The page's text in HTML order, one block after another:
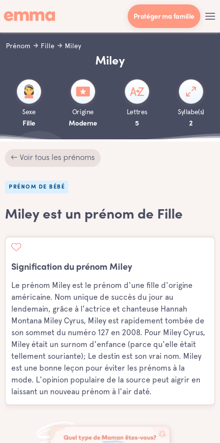
Protéger ma famille
Prénom Fille Miley
Miley
Sexe
Fille
Origine
Moderne
Lettres
5
Syllabe(s)
2
← Voir tous les prénoms
PRÉNOM DE BÉBÉ
Miley est un prénom de Fille
Signification du prénom Miley
Le prénom Miley est le prénom d'une fille d'origine
américaine. Nom unique de succès du jour au
lendemain, grâce à l'actrice et chanteuse Hannah
Montana Miley Cyrus, Miley est rapidement tombée de
son sommet du numéro 127 en 2008. Pour Miley Cyrus,
Miley était un surnom d'enfance (parce qu'elle était
tellement souriante); Le destin est son vrai nom. Miley
est une bonne leçon pour éviter les prénoms à la
mode. L'opinion populaire de la source peut aigrir en
laissant un nouveau prénom à l'air daté.